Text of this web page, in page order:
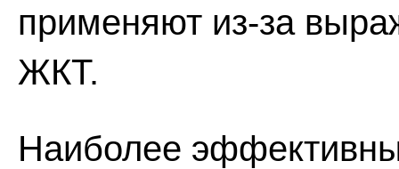
применяют из-за
ЖКТ.
Наиболее